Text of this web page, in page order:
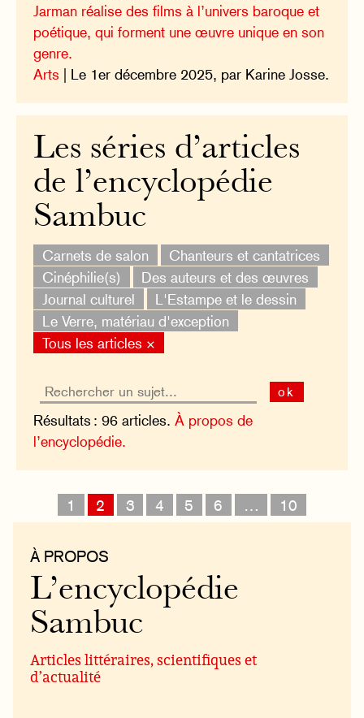
Jarman réalise des films à l’univers baroque et
poétique, qui forment une œuvre unique en son
genre.
Arts | Le 1er décembre 2025, par Karine Josse.
Les séries d’articles
de l’encyclopédie
Sambuc
Carnets de salon
Chanteurs et cantatrices
Cinéphilie(s)
Des auteurs et des œuvres
Journal culturel
L'Estampe et le dessin
Le Verre, matériau d'exception
Tous les articles ×
ok
Résultats : 96 articles.À propos de
l’encyclopédie.
1 2 3 4 5 6 … 10
À PROPOS
L’encyclopédie
Sambuc
Articles littéraires, scientifiques et
d’actualité